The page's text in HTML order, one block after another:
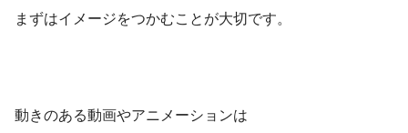
まずはイメージをつかむことが大切です。
動きのある動画やアニメーションは